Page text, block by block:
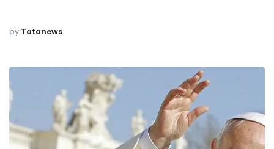
by Tatanews